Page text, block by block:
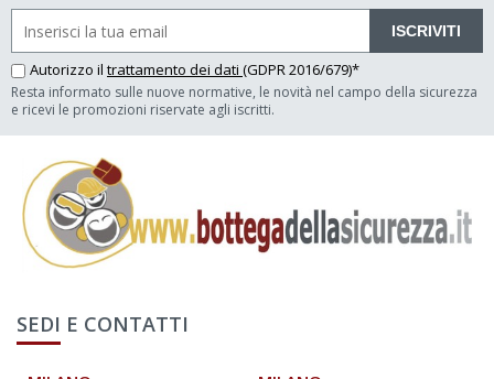
ISCRIVITI
Autorizzo il trattamento dei dati (GDPR 2016/679)*
Resta informato sulle nuove normative, le novità nel campo della sicurezza
e ricevi le promozioni riservate agli iscritti.
SEDI E CONTATTI